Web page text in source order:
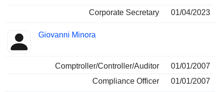
Corporate Secretary
01/04/2023
Giovanni Minora
Comptroller/Controller/Auditor
01/01/2007
Compliance Officer
01/01/2007